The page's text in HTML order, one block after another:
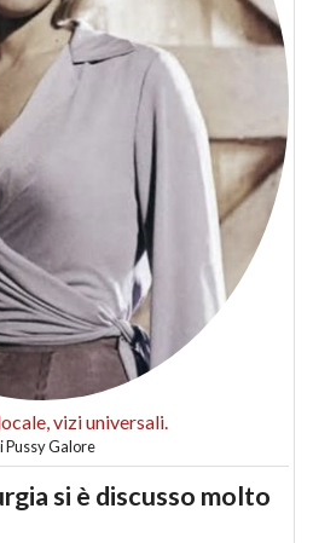
vizi universali.
Pussy Galore
si è discusso molto